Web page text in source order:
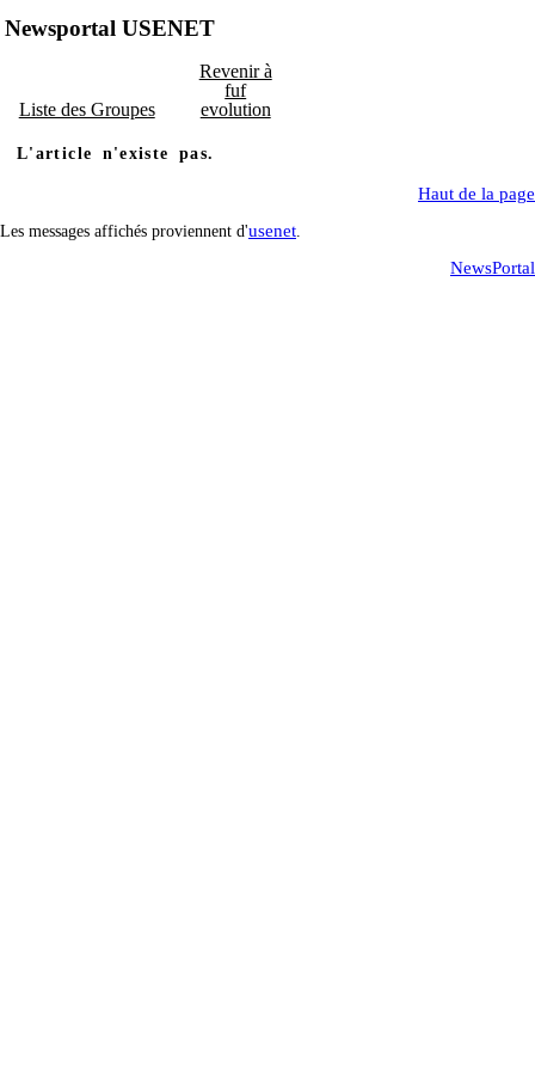
Newsportal USENET
Liste des Groupes
Revenir à
fuf
evolution
L'article n'existe pas.
Haut de la page
Les messages affichés proviennent d'usenet
NewsPortal